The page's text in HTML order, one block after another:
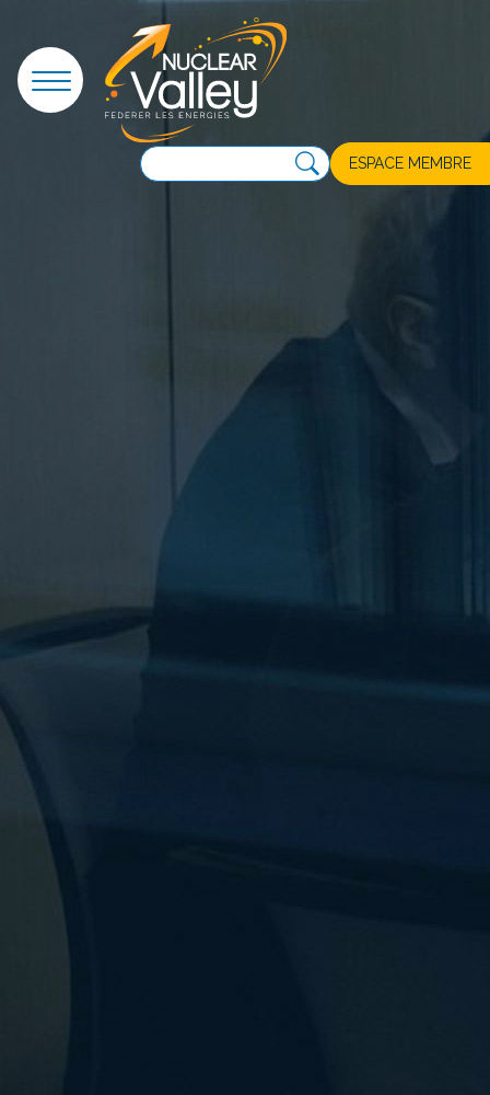
ESPACE MEMBRE
Panneau de gestion des cookies